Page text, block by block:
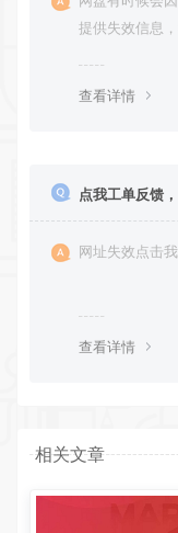
提供失效信息
查看详情
点我工单反馈
网址失效点击我
查看详情
相关文章